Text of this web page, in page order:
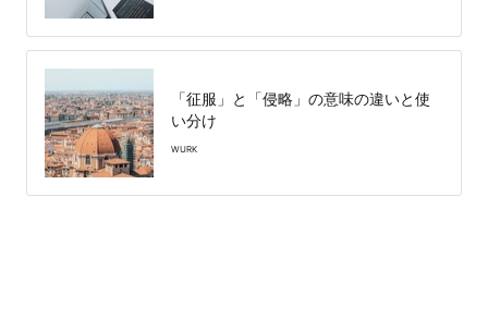
「征服」と「侵略」の意味の違いと使
い分け
WURK